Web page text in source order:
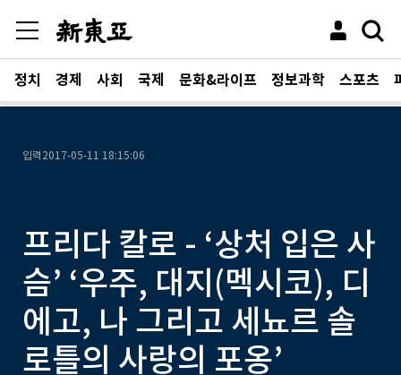
정치 경제 사회 국제 문화&라이프 정보과학 스포츠
입력 2017-05-11 18:15:06
프리다 칼로 - ‘상처 입은 사
슴’ ‘우주, 대지(멕시코), 디
에고, 나 그리고 세뇨르 솔
로틀의 사랑의 포옹’